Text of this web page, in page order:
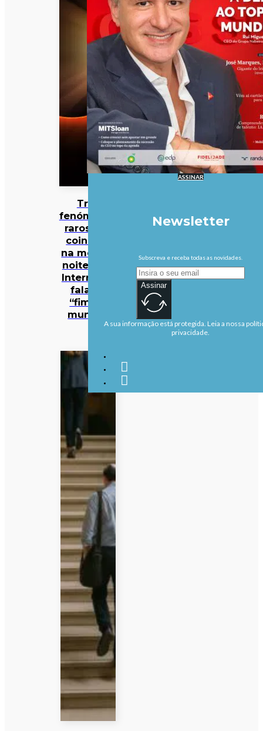
Três
fenómenos
raros vão
coincidir
na mesma
noite… e a
Internet já
fala no
“fim do
mundo”
ASSINAR
Newsletter
Subscreva e receba todas as novidades.
Assinar
A sua informação está protegida. Leia a nossa
privacidade.